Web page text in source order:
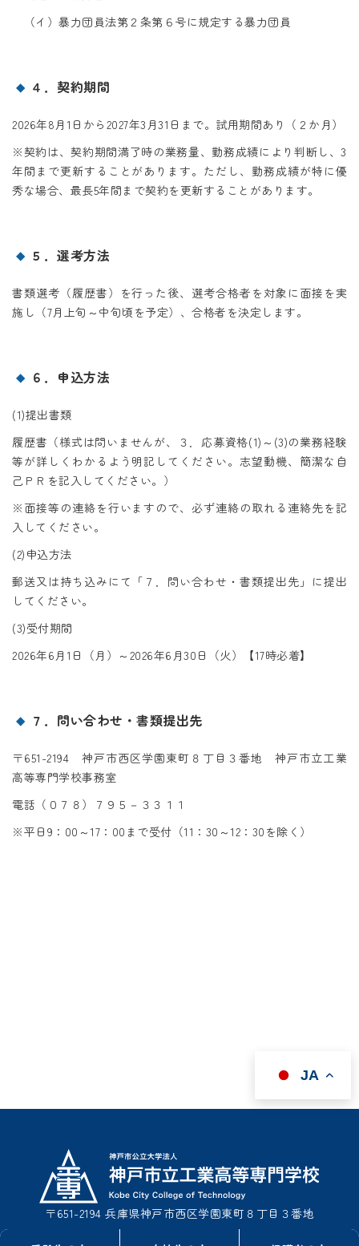
（イ）暴力団員法第２条第６号に規定する暴力団員
４．契約期間
2026年8月1日から2027年3月31日まで。試用期間あり（２か月）
※契約は、契約期間満了時の業務量、勤務成績により判断し、3
年間まで更新することがあります。ただし、勤務成績が特に優
秀な場合、最長5年間まで契約を更新することがあります。
５．選考方法
書類選考（履歴書）を行った後、選考合格者を対象に面接を実
施し（7月上旬～中旬頃を予定）、合格者を決定します。
６．申込方法
(1)提出書類
履歴書（様式は問いませんが、３．応募資格(1)～(3)の業務経験
等が詳しくわかるよう明記してください。志望動機、簡潔な自
己ＰＲを記入してください。）
※面接等の連絡を行いますので、必ず連絡の取れる連絡先を記
入してください。
(2)申込方法
郵送又は持ち込みにて「７．問い合わせ・書類提出先」に提出
してください。
(3)受付期間
2026年6月1日（月）～2026年6月30日（火）【17時必着】
７．問い合わせ・書類提出先
〒651-2194 神戸市西区学園東町８丁目３番地 神戸市立工業
高等専門学校事務室
電話（０７８）７９５－３３１１
※平日9：00～17：00まで受付（11：30～12：30を除く）
JA
〒651-2194 兵庫県神戸市西区学園東町８丁目３番地
TEL : 078-795-3311（事務室総務課）